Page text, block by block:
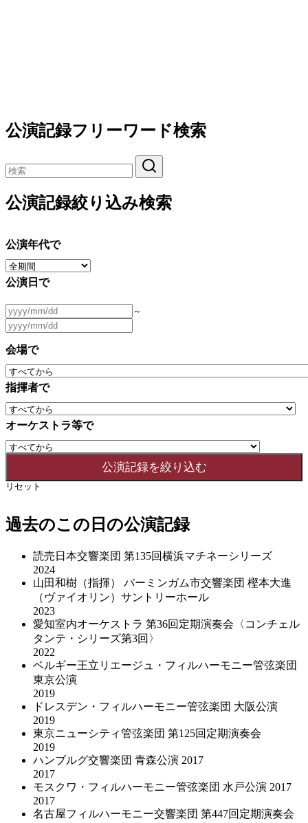
公演記録フリーワード検索
公演記録絞り込み検索
公演年代で
公演日で
～
会場で
指揮者で
オーケストラ等で
リセット
過去のこの日の公演記録
読売日本交響楽団 第135回横浜マチネーシリーズ
2024
山田和樹（指揮） バーミンガム市交響楽団 樫本大進
（ヴァイオリン）サントリーホール
2023
愛知室内オーケストラ 第36回定期演奏会〈コンチェル
タンテ・シリーズ第3回〉
2022
ベルギー王立リエージュ・フィルハーモニー管弦楽団
東京公演
2019
ドレスデン・フィルハーモニー管弦楽団 大阪公演
2019
東京ニューシティ管弦楽団 第125回定期演奏会
2019
ハンブルグ交響楽団 青森公演 2017
2017
モスクワ・フィルハーモニー管弦楽団 水戸公演 2017
2017
名古屋フィルハーモニー交響楽団 第447回定期演奏会